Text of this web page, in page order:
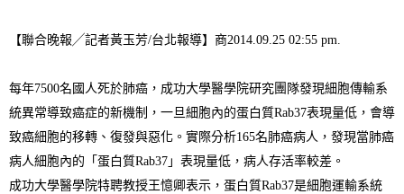
【聯合晚報╱記者黃玉芳/台北報導】商2014.09.25 02:55 pm.
每年7500名國人死於肺癌，成功大學醫學院研究團隊發現細胞傳輸系
統異常導致癌症的新機制，一旦細胞內的蛋白質Rab37表現量低，會導
致癌細胞的移轉、復發與惡化。實際分析165名肺癌病人，發現當肺癌
病人細胞內的「蛋白質Rab37 」表現量低，病人存活率較差。
成功大學醫學院特聘教授王憶卿表示，蛋白質Rab37是細胞運輸系統